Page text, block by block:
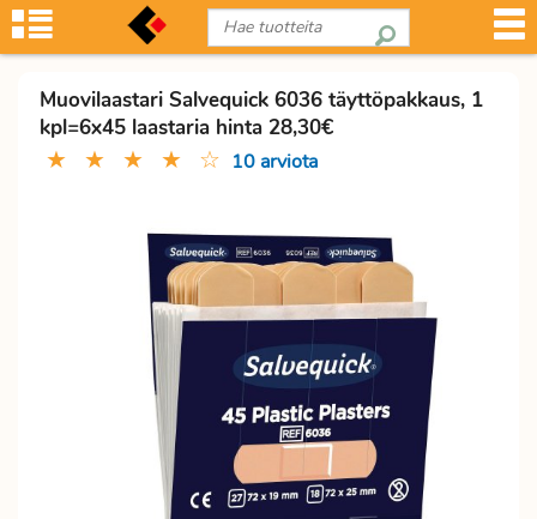
Muovilaastari Salvequick 6036 täyttöpakkaus, 1
kpl=6x45 laastaria hinta 28,30€
★ ★ ★ ★ ☆ 10 arviota